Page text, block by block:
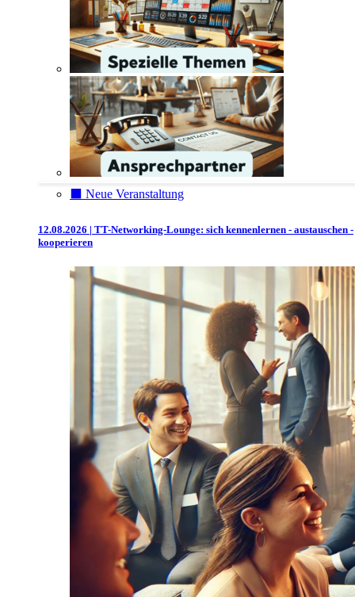
⬛️ Neue Veranstaltung
12.08.2026 | TT-Networking-Lounge: sich kennenlernen - austauschen -
kooperieren